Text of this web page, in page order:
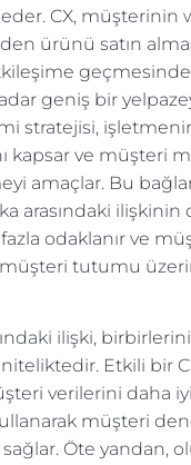
CX, müşterinin
ürünü satın
geniş bir
stratejisi,
kapsar ve müşteri
amaçlar. Bu
arasındaki ilişkinin
odaklanır ve
müşteri tutumu
ilişki,
niteliktedir. Etkili bir
verilerini daha iyi
müşteri
Öte yandan,